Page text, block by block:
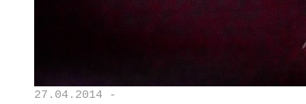
27.04.2014 -